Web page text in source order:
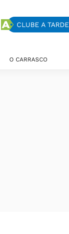
CLUBE A TARDE
O CARRASCO